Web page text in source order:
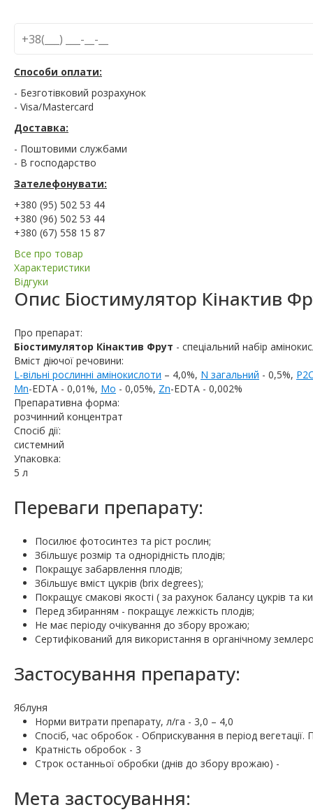
Способи оплати:
- Безготівковий розрахунок
- Visa/Mastercard
Доставка:
- Поштовими службами
- В господарство
Зателефонувати:
+380 (95) 502 53 44
+380 (96) 502 53 44
+380 (67) 558 15 87
Все про товар
Характеристики
Відгуки
Опис Біостимулятор Кінактив
Про препарат:
Біостимулятор Кінактив Фрут - спеціальний набір
Вміст діючої речовини:
L-вільні рослинні амінокислоти – 4,0%, N загальний - 0,5%,
Mn-EDTA - 0,01%, Mo - 0,05%, Zn-EDTA - 0,002%
Препаративна форма:
розчинний концентрат
Спосіб дії:
системний
Упаковка:
5 л
Переваги препарату:
Посилює фотосинтез та ріст рослин;
Збільшує розмір та однорідність плодів;
Покращує забарвлення плодів;
Збільшує вміст цукрів (brix degrees);
Покращує смакові якості ( за рахунок балансу цукрів та
Перед збиранням - покращує лежкість плодів;
Не має періоду очікування до збору врожаю;
Сертифікований для використання в органічному
Застосування препарату:
Яблуня
Норми витрати препарату, л/га - 3,0 – 4,0
Спосіб, час обробок - Обприскування в період
Кратність обробок - 3
Строк останньої обробки (днів до збору врожаю) -
Мета застосування: